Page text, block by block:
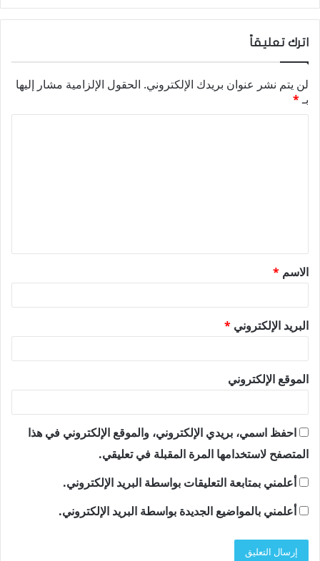
اترك تعليقاً
لن يتم نشر عنوان بريدك الإلكتروني. الحقول الإلزامية مشار إليها
بـ*
ق
*
الاسم *
البريد الإلكتروني *
الموقع الإلكتروني
احفظ اسمي، بريدي الإلكتروني، والموقع الإلكتروني في هذا
المتصفح لاستخدامها المرة المقبلة في تعليقي.
أعلمني بمتابعة التعليقات بواسطة البريد الإلكتروني.
أعلمني بالمواضيع الجديدة بواسطة البريد الإلكتروني.